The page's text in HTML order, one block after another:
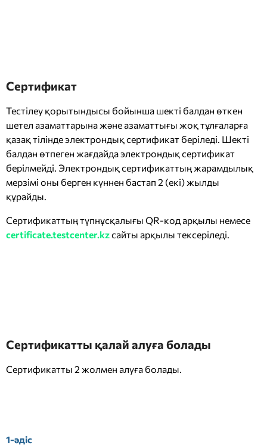
Сертификат
Тестілеу қорытындысы бойынша шекті балдан өткен
шетел азаматтарына және азаматтығы жоқ тұлғаларға
қазақ тілінде электрондық сертификат беріледі. Шекті
балдан өтпеген жағдайда электрондық сертификат
берілмейді. Электрондық сертификаттың жарамдылық
мерзімі оны берген күннен бастап 2 (екі) жылды
құрайды.
Сертификаттың түпнұсқалығы QR-код арқылы немесе
certificate.testcenter.kzсайты арқылы тексеріледі.
Сертификатты қалай алуға болады
Сертификатты 2 жолмен алуға болады.
1-әдіс